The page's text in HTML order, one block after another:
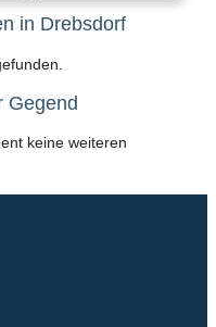
in Drebsdorf
Gegend
keine weiteren